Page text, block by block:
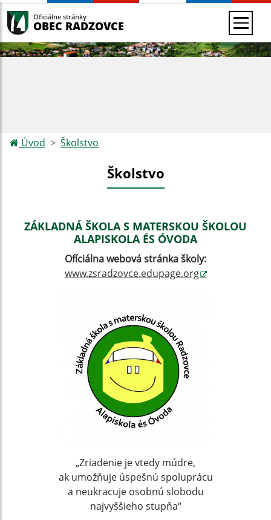
Oficiálne stránky
OBEC RADZOVCE
Úvod Školstvo
Školstvo
ZÁKLADNÁ ŠKOLA S MATERSKOU ŠKOLOU
ALAPISKOLA ÉS ÓVODA
Ofíciálna webová stránka školy:
www.zsradzovce.edupage.org
„Zriadenie je vtedy múdre,
ak umožňuje úspešnú spoluprácu
a neukracuje osobnú slobodu
najvyššieho stupňa“